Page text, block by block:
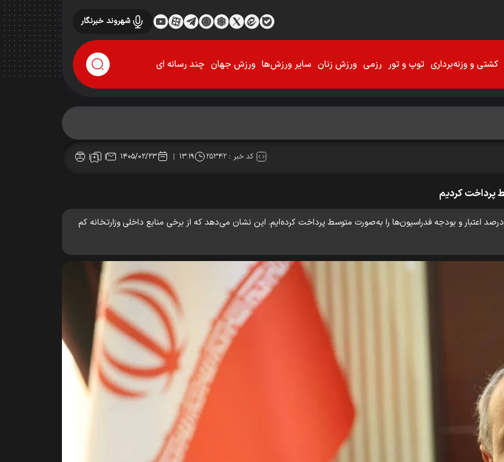
شهروند خبرنگار
کشتی و وزنه‌برداری توپ و تور رزمی ورزش زنان سایر ورزش‌ها ورزش جهان چند رسانه ای
کد خبر :۲۵۳۴۲ ۱۳:۱۹ ۱۴۰۵/۰۲/۲۳
معاون توسعه مدیریت و منابع وزارت ورزش گفت: در سال گذشته، ۹۸ درصد اعتبار و بودجه فدراسیون‌ها را به‌صورت متوسط پرداخت کرده‌ایم. این نشان می‌دهد که از برخی منابع داخلی وزارتخانه کم